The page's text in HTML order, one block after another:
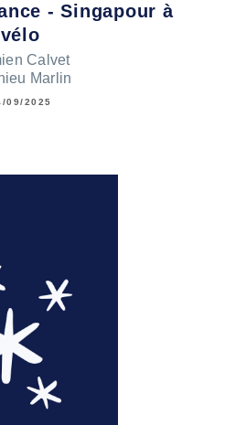
- Singapour à
vélo
Calvet
Marlin
09/2025